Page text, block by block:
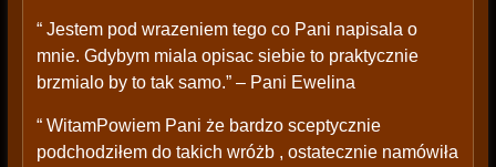
“ Jestem pod wrazeniem tego co Pani napisala o
mnie. Gdybym miala opisac siebie to praktycznie
brzmialo by to tak samo.” – Pani Ewelina
“ WitamPowiem Pani że bardzo sceptycznie
podchodziłem do takich wróżb , ostatecznie namówiła